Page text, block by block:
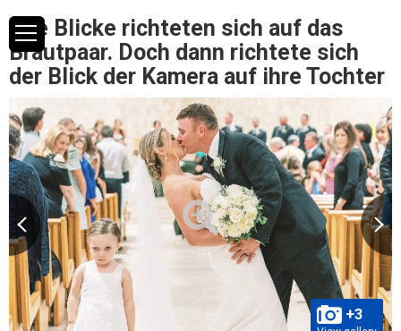
Alle Blicke richteten sich auf das
Brautpaar. Doch dann richtete sich
der Blick der Kamera auf ihre Tochter
+3